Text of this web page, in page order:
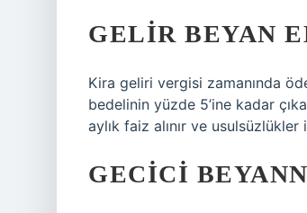
GELIR BEYAN
Kira geliri vergisi zamanında
bedelinin yüzde 5’ine kadar
aylık faiz alınır ve
GECICI